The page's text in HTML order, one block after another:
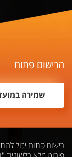
הרישום פתוח
שמירה
רישום פתוח יכול